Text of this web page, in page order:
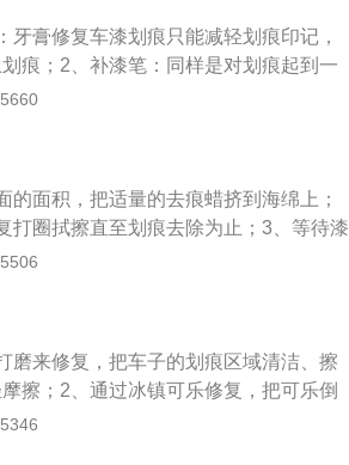
指甲油可以防止划痕生锈。
膏修复车漆划痕只能减轻划痕印记，
痕；2、补漆笔：同样是对划痕起到一
；3、车漆刮痕修复剂：这是类似牙膏
多数都是汽车清漆光油层和色漆层的损
还是建议去专业汽车美容店进行修复。
面积，把适量的去痕蜡挤到海绵上；
打圈拭擦直至划痕去除为止；3、等待漆
除剩余的划痕蜡。车辆中度划痕的情况
洁划痕部位然后涂上底漆，等底漆干后
磨来修复，把车子的划痕区域清洁、擦
擦；2、通过冰镇可乐修复，把可乐倒
过风油精来修复，把风油精倒出一点